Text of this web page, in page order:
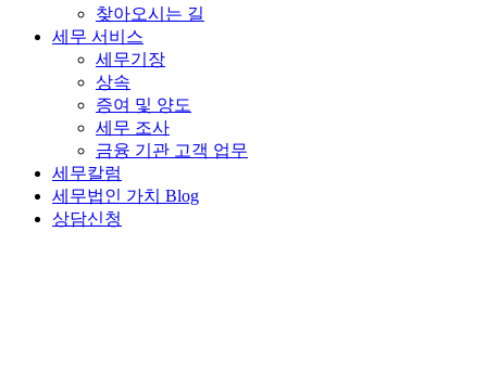
찾아오시는 길
세무 서비스
세무기장
상속
증여 및 양도
세무 조사
금융 기관 고객 업무
세무칼럼
세무법인 가치 Blog
상담신청